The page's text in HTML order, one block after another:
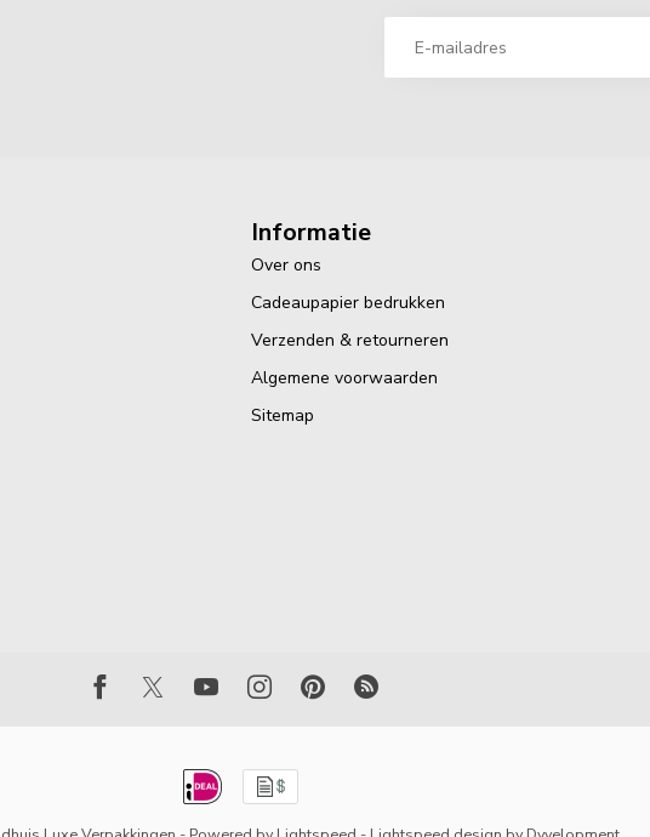
Informatie
Over ons
Cadeaupapier bedrukken
Verzenden & retourneren
Algemene voorwaarden
Sitemap